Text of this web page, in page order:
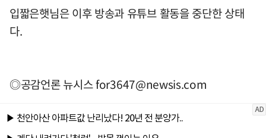
입짧은햇님은 이후 방송과 유튜브 활동을 중단한 상태
다.
◎공감언론 뉴시스for3647@newsis.com